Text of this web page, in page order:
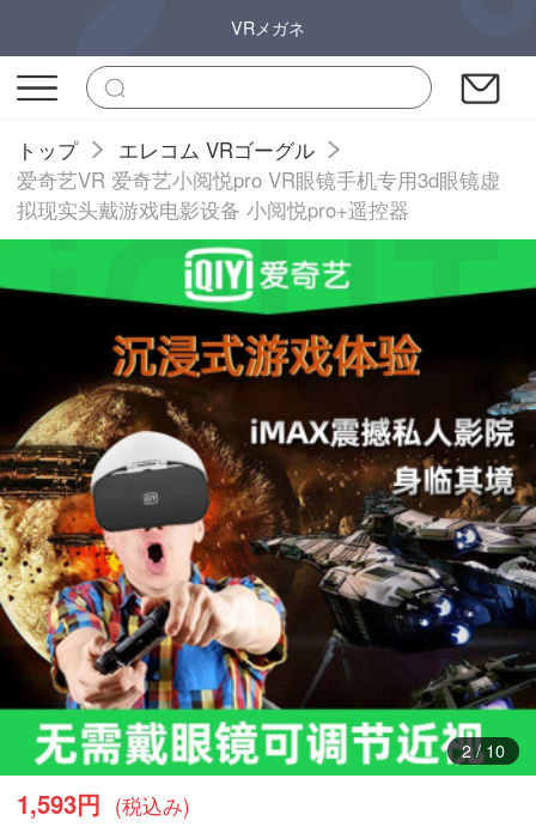
VRメガネ
トップ
エレコム VRゴーグル
爱奇艺VR 爱奇艺小阅悦pro VR眼镜手机专用3d眼镜虚
拟现实头戴游戏电影设备 小阅悦pro+遥控器
3/10
1,593円 (税込み)